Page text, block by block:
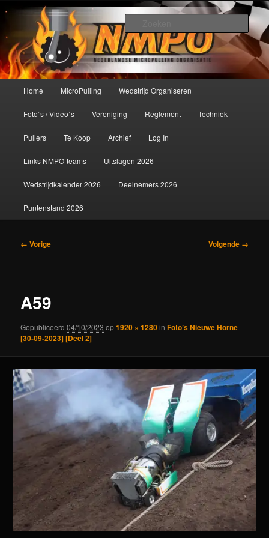
primaire
inhoudNederlandse MicroPulling
Organisatie
De meest krachtige modelbouwsport ter wereld!
Home MicroPulling Wedstrijd Organiseren
Foto`s / Video`s Vereniging Reglement Techniek
Pullers Te Koop Archief Log In
Links NMPO-teams Uitslagen 2026
Wedstrijdkalender 2026 Deelnemers 2026
Puntenstand 2026
Afbeeldingsnavigatie
← Vorige Volgende →
A59
Gepubliceerd04/10/2023 op1920 × 1280inFoto’s Nieuwe Horne
[30-09-2023] [Deel 2]